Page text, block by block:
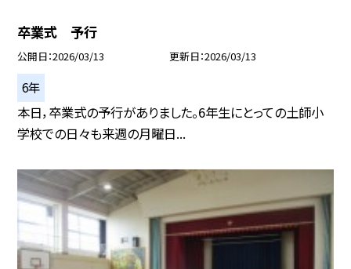
卒業式 予行
公開日 2026/03/13 更新日 2026/03/13
6年
本日，卒業式の予行がありました。6年生にとっての土師小
学校での日々も来週の月曜日...